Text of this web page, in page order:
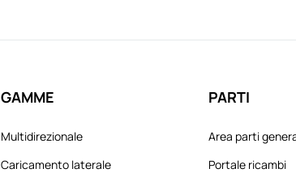
GAMME
Multidirezionale
Caricamento laterale
PARTI
Area parti
Portale ricambi